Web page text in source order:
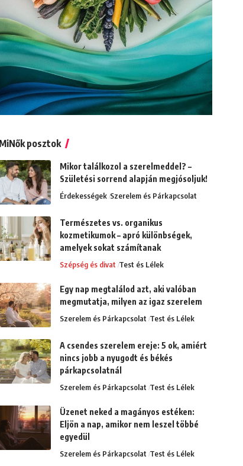
MiNők posztok
Mikor találkozol a szerelmeddel? –
Születési sorrend alapján megjósoljuk!
Érdekességek Szerelem és Párkapcsolat
Természetes vs. organikus
kozmetikumok – apró különbségek,
amelyek sokat számítanak
Szépség és divat Test és Lélek
Egy nap megtalálod azt, aki valóban
megmutatja, milyen az igaz szerelem
Szerelem és Párkapcsolat Test és Lélek
A csendes szerelem ereje: 5 ok, amiért
nincs jobb a nyugodt és békés
párkapcsolatnál
Szerelem és Párkapcsolat Test és Lélek
Üzenet neked a magányos estéken:
Eljön a nap, amikor nem leszel többé
egyedül
Szerelem és Párkapcsolat Test és Lélek